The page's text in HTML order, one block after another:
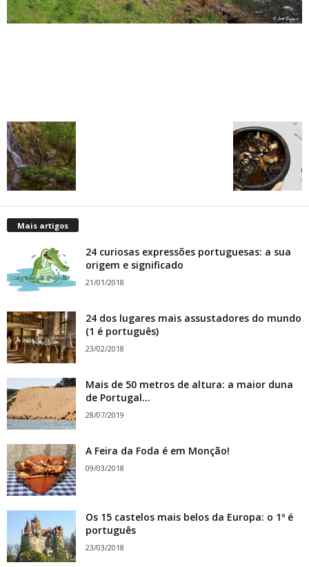
Mais artigos
24 curiosas expressões portuguesas: a sua
origem e significado
21/01/2018
24 dos lugares mais assustadores do mundo
(1 é português)
23/02/2018
Mais de 50 metros de altura: a maior duna
de Portugal...
28/07/2019
A Feira da Foda é em Monção!
09/03/2018
Os 15 castelos mais belos da Europa: o 1º é
português
23/03/2018